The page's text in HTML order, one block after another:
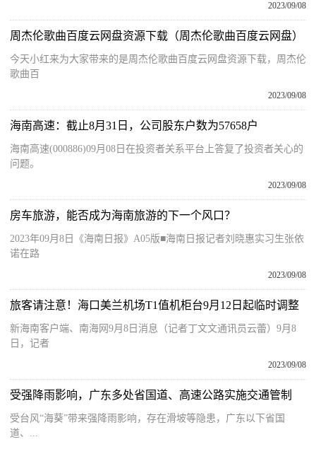
2023/09/08
周杰伦歌曲百度云网盘资源下载（周杰伦歌曲百度云网盘）
今天小红来为大家带来的是周杰伦歌曲百度云网盘资源下载，周杰伦
歌曲百
2023/09/08
海南高速：截止8月31日，公司股东户数为57658户
海南高速(000886)09月08日在投资者关系平台上答复了投资者关心的
问题。
2023/09/08
房车旅游，能否成为海南旅游的下一个风口？
2023年09月8日《海南日报》A05版■海南日报记者刘晓惠实习生张依
诺在路
2023/09/08
旅客请注意！海口美兰机场T1值机柜台9月12日起临时调整
新海南客户端、南海网9月8日消息（记者丁文文通讯员云蕾）9月8
日，记者
2023/09/08
受强降雨影响，广东多处省国道、高速公路实施交通管制
受台风“海葵”带来强降雨影响，存在滑坡等隐患，广东以下省国
道、...